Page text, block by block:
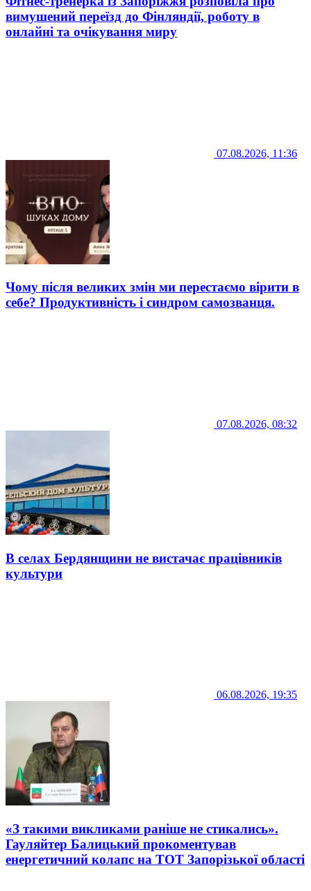
вимушений переїзд до Фінляндії, роботу в
онлайні та очікування миру
07.08.2026, 11:36
Чому після великих змін ми перестаємо вірити в
себе? Продуктивність і синдром самозванця.
07.08.2026, 08:32
В селах Бердянщини не вистачає працівників
культури
06.08.2026, 19:35
«З такими викликами раніше не стикались».
Гауляйтер Балицький прокоментував
енергетичний колапс на ТОТ Запорізької області